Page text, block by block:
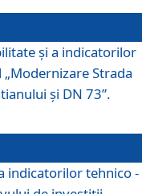
şi a indicatorilor
Strada
și DN 73”.
indicatorilor tehnico -